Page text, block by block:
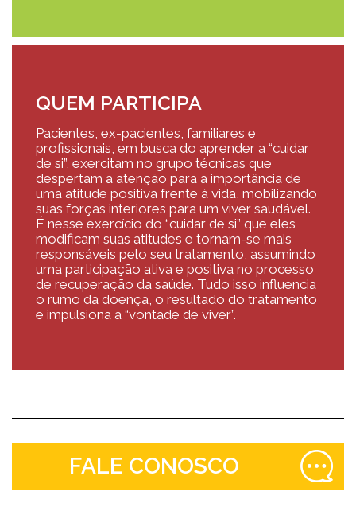
QUEM PARTICIPA
Pacientes, ex-pacientes, familiares e
profissionais, em busca do aprender a “cuidar
de si”, exercitam no grupo técnicas que
despertam a atenção para a importância de
uma atitude positiva frente à vida, mobilizando
suas forças interiores para um viver saudável.
É nesse exercício do “cuidar de si” que eles
modificam suas atitudes e tornam-se mais
responsáveis pelo seu tratamento, assumindo
uma participação ativa e positiva no processo
de recuperação da saúde. Tudo isso influencia
o rumo da doença, o resultado do tratamento
e impulsiona a “vontade de viver”.
FALE CONOSCO